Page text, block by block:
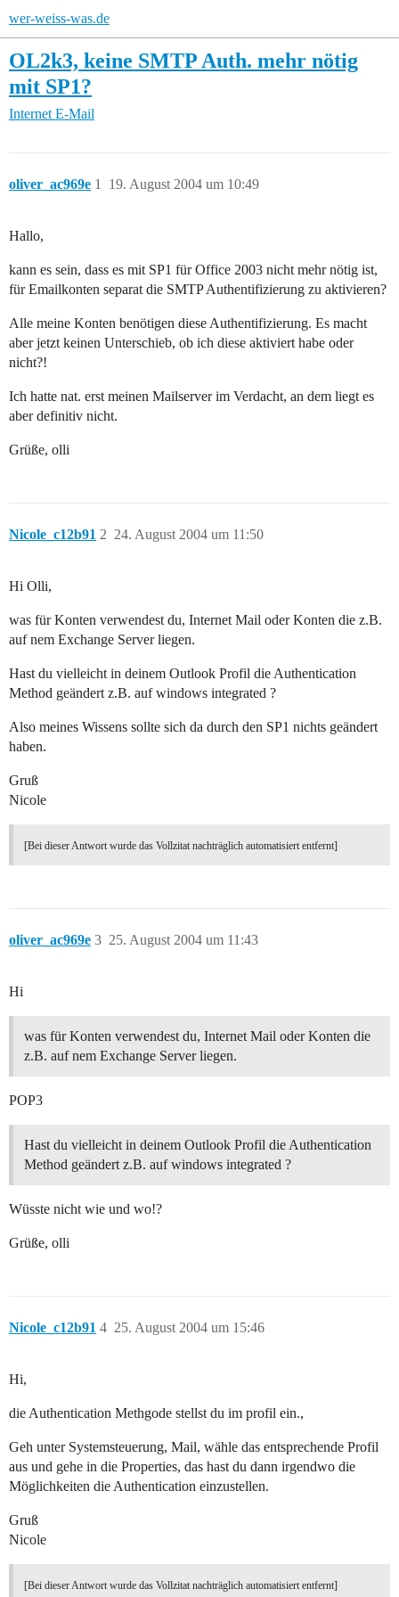
wer-weiss-was.de
OL2k3, keine SMTP Auth. mehr nötig
mit SP1?
Internet E-Mail
oliver_ac969e 19. August 2004 um 10:49
1
Hallo,
kann es sein, dass es mit SP1 für Office 2003 nicht mehr nötig ist,
für Emailkonten separat die SMTP Authentifizierung zu aktivieren?
Alle meine Konten benötigen diese Authentifizierung. Es macht
aber jetzt keinen Unterschieb, ob ich diese aktiviert habe oder
nicht?!
Ich hatte nat. erst meinen Mailserver im Verdacht, an dem liegt es
aber definitiv nicht.
Grüße, olli
Nicole_c12b91 24. August 2004 um 11:50
2
Hi Olli,
was für Konten verwendest du, Internet Mail oder Konten die z.B.
auf nem Exchange Server liegen.
Hast du vielleicht in deinem Outlook Profil die Authentication
Method geändert z.B. auf windows integrated ?
Also meines Wissens sollte sich da durch den SP1 nichts geändert
haben.
Gruß
Nicole
[Bei dieser Antwort wurde das Vollzitat nachträglich automatisiert entfernt]
oliver_ac969e 25. August 2004 um 11:43
3
Hi
was für Konten verwendest du, Internet Mail oder Konten die
z.B. auf nem Exchange Server liegen.
POP3
Hast du vielleicht in deinem Outlook Profil die Authentication
Method geändert z.B. auf windows integrated ?
Wüsste nicht wie und wo!?
Grüße, olli
Nicole_c12b91 25. August 2004 um 15:46
4
Hi,
die Authentication Methgode stellst du im profil ein.,
Geh unter Systemsteuerung, Mail, wähle das entsprechende Profil
aus und gehe in die Properties, das hast du dann irgendwo die
Möglichkeiten die Authentication einzustellen.
Gruß
Nicole
[Bei dieser Antwort wurde das Vollzitat nachträglich automatisiert entfernt]